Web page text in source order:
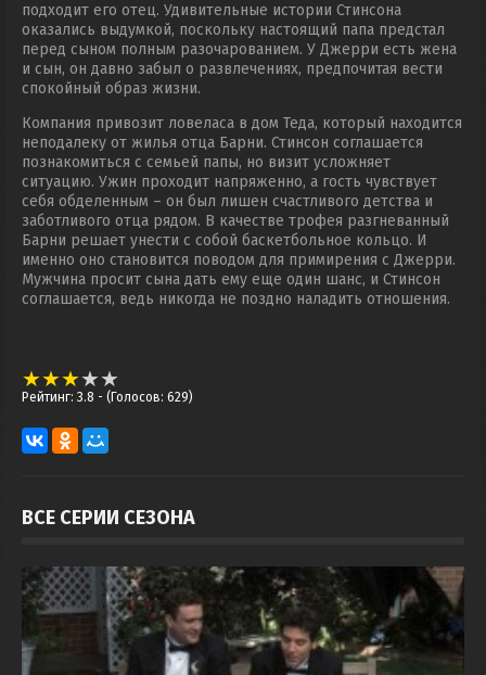
подходит его отец. Удивительные истории Стинсона
оказались выдумкой, поскольку настоящий папа предстал
перед сыном полным разочарованием. У Джерри есть жена
и сын, он давно забыл о развлечениях, предпочитая вести
спокойный образ жизни.
Компания привозит ловеласа в дом Теда, который находится
неподалеку от жилья отца Барни. Стинсон соглашается
познакомиться с семьей папы, но визит усложняет
ситуацию. Ужин проходит напряженно, а гость чувствует
себя обделенным – он был лишен счастливого детства и
заботливого отца рядом. В качестве трофея разгневанный
Барни решает унести с собой баскетбольное кольцо. И
именно оно становится поводом для примирения с Джерри.
Мужчина просит сына дать ему еще один шанс, и Стинсон
соглашается, ведь никогда не поздно наладить отношения.
Рейтинг: 3.8 - (Голосов: 629)
ВСЕ СЕРИИ СЕЗОНА